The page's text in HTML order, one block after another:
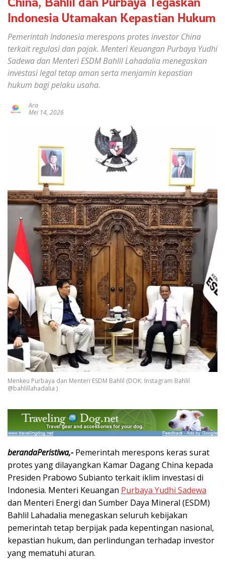
Indonesia Utamakan Kepastian Hukum
Pemerintah Indonesia merespons protes investor China
terkait regulasi dan pajak. Menteri Keuangan Purbaya Yudhi
Sadewa dan Menteri ESDM Bahlil Lahadalia menegaskan
investasi legal tetap aman serta menjamin kepastian
hukum bagi pelaku usaha.
Ara
Mei 14, 2026
Menkeu Purbaya dan Menteri ESDM Bahlil (DOK. Instagram Bahlil
@bahlillahadalia )
berandaPeristiwa,- Pemerintah merespons keras surat
protes yang dilayangkan Kamar Dagang China kepada
Presiden Prabowo Subianto terkait iklim investasi di
Indonesia. Menteri Keuangan Purbaya Yudhi Sadewa
dan Menteri Energi dan Sumber Daya Mineral (ESDM)
Bahlil Lahadalia menegaskan seluruh kebijakan
pemerintah tetap berpijak pada kepentingan nasional,
kepastian hukum, dan perlindungan terhadap investor
yang mematuhi aturan.